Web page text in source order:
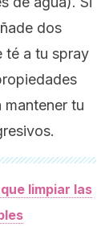
dos
té a tu spray
mantener tu
limpiar las